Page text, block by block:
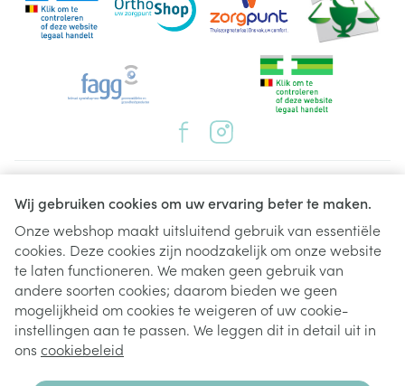
Wij gebruiken cookies om uw ervaring beter te maken.
Onze webshop maakt uitsluitend gebruik van essentiële
cookies. Deze cookies zijn noodzakelijk om onze website
te laten functioneren. We maken geen gebruik van
andere soorten cookies; daarom bieden we geen
mogelijkheid om cookies te weigeren of uw cookie-
instellingen aan te passen. We leggen dit in detail uit in
ons cookiebeleid
Juridische links